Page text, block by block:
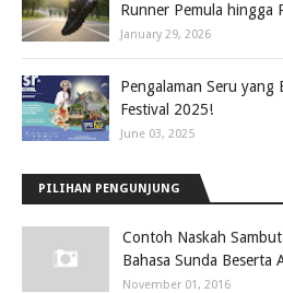
Runner Pemula hingga
January 29, 2026
Pengalaman Seru yang
Festival 2025!
June 03, 2025
PILIHAN PENGUNJUNG
Contoh Naskah
Bahasa Sunda Beserta
November 01, 2016